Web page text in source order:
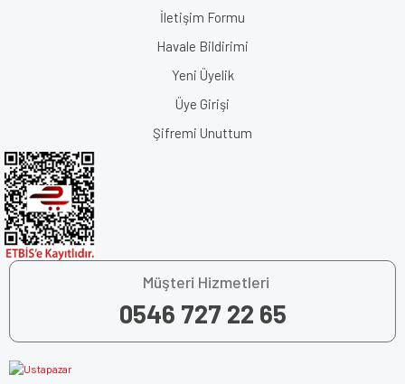
İletişim Formu
Havale Bildirimi
Yeni Üyelik
Üye Girişi
Şifremi Unuttum
Müşteri Hizmetleri
0546 727 22 65